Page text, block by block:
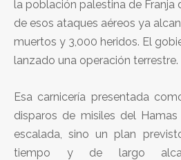
la población palestina de Franja
de esos ataques aéreos ya
muertos y 3,000 heridos. El
lanzado una operación terrestre.
Esa carnicería presentada
disparos de misiles del
escalada, sino un plan
tiempo y de largo